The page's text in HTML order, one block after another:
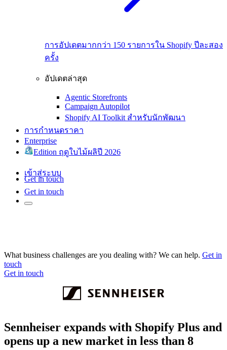
การอัปเดตมากกว่า 150 รายการใน Shopify ปีละสอง
ครั้ง
อัปเดตล่าสุด
Agentic Storefronts
Campaign Autopilot
Shopify AI Toolkit สำหรับนักพัฒนา
การกำหนดราคา
Enterprise
Edition ฤดูใบไม้ผลิปี 2026
เข้าสู่ระบบ
Get in touch
Get in touch
What business challenges are you dealing with? We can help. Get in
touch
Get in touch
Sennheiser expands with Shopify Plus and
opens up a new market in less than 8